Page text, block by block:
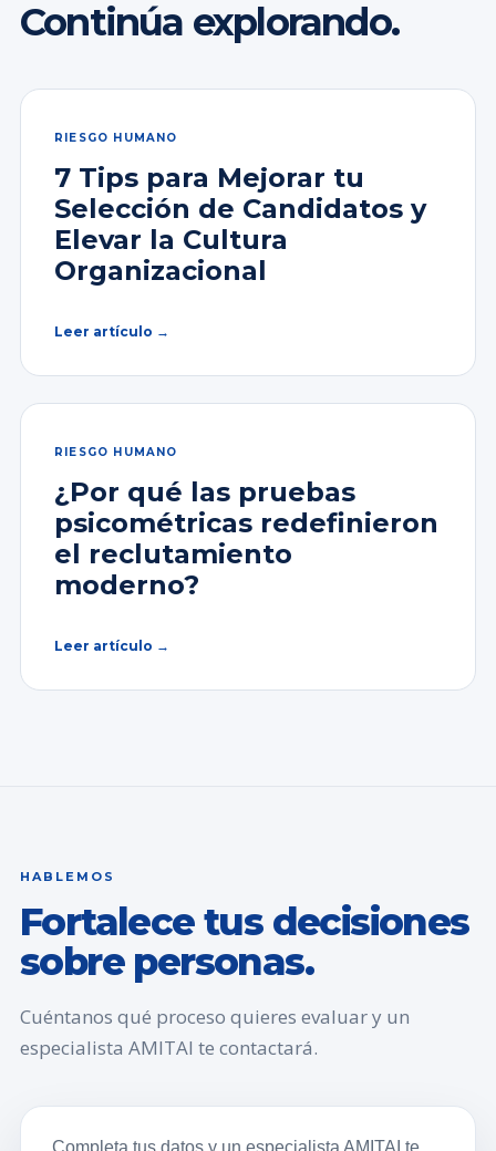
Continúa explorando.
RIESGO HUMANO
7 Tips para Mejorar tu
Selección de Candidatos y
Elevar la Cultura
Organizacional
Leer artículo →
RIESGO HUMANO
¿Por qué las pruebas
psicométricas redefinieron
el reclutamiento
moderno?
Leer artículo →
HABLEMOS
Fortalece tus decisiones
sobre personas.
Cuéntanos qué proceso quieres evaluar y un
especialista AMITAI te contactará.